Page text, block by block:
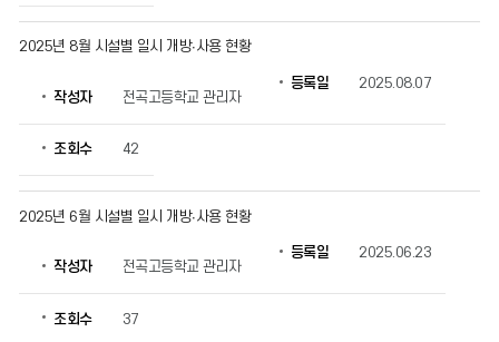
2025년 8월 시설별 일시 개방∙사용 현황
작성자 전곡고등학교 관리자
등록일 2025.08.07
조회수 42
2025년 6월 시설별 일시 개방∙사용 현황
작성자 전곡고등학교 관리자
등록일 2025.06.23
조회수 37